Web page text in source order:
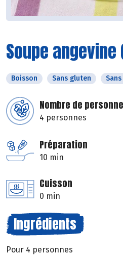
Soupe
Boisson Sans gluten
Nombre de
4 personnes
Préparation
10 min
Cuisson
0 min
Ingrédients
Pour 4 personnes